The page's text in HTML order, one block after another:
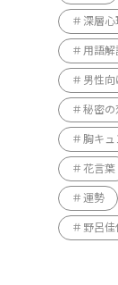
深層心
用語解
男性向
秘密の
胸キュ
花言葉
運勢
野呂佳